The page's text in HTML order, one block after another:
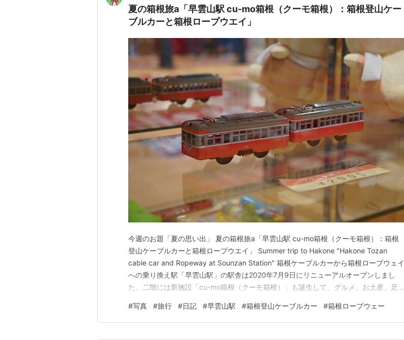
夏の箱根旅a「早雲山駅 cu-mo箱根（クーモ箱根）：箱根登山ケー
ブルカーと箱根ロープウエイ」
今週のお題「夏の思い出」 夏の箱根旅a「早雲山駅 cu-mo箱根（クーモ箱根）：箱根
登山ケーブルカーと箱根ロープウエイ」 Summer trip to Hakone "Hakone Tozan
cable car and Ropeway at Sounzan Station" 箱根ケーブルカーから箱根ロープウェイ
への乗り換え駅「早雲山駅」の駅舎は2020年7月9日にリニューアルオープンしまし
た。二階には新施設「cu-mo箱根（クーモ箱根）」も誕生して、グルメ、お土産、足湯
ルオープン|箱根町観光協会公式サイト 温泉・旅…
#写真 #旅行 #日記 #早雲山駅 #箱根登山ケーブルカー #箱根ロープウェー